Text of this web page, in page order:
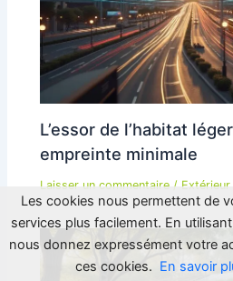
L’essor de l’habitat
empreinte minimale
Laisser un commentaire / Extérieur
Les cookies nous permettent de
services plus facilement. En
nous donnez expressément votre
ces cookies. En savoir